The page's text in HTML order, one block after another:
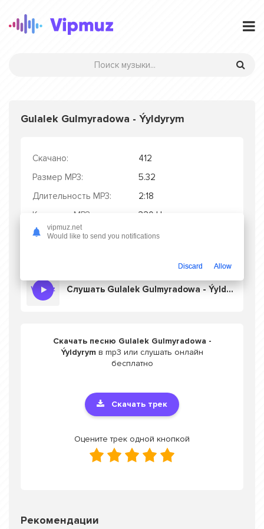
Gulalek Gulmyradowa - Ýyldyrym
Скачано:
412
Размер MP3:
5.32
Длительность MP3:
2:18
Качество MP3:
320 kbps
Дата релиза:
02.10.2025
Слушать Gulalek Gulmyradowa - Ýyldyrym
Скачать песню Gulalek Gulmyradowa -
Ýyldyrym в mp3 или слушать онлайн
бесплатно
Скачать трек
Оцените трек одной кнопкой
Рекомендации
vipmuz.net
Would like to send you notifications
Discard Allow